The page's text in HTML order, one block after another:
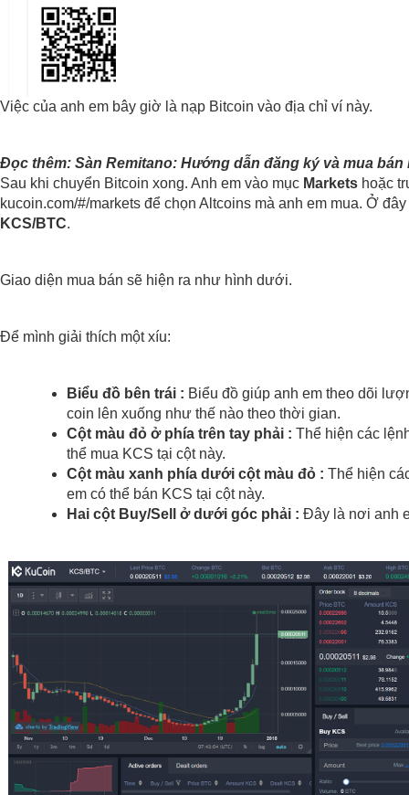
Việc của anh em bây giờ là nạp Bitcoin vào địa chỉ ví này.
Đọc thêm: Sàn Remitano: Hướng dẫn đăng ký và mua
Sau khi chuyển Bitcoin xong. Anh em vào mục Markets hoặc
KCS/BTC.
Giao diện mua bán sẽ hiện ra như hình dưới.
Để mình giải thích một xíu:
Biểu đồ bên trái : Biểu đồ giúp anh em theo dõi
coin lên xuống như thế nào theo thời gian.
Cột màu đỏ ở phía trên tay phải : Thể hiện các
thể mua KCS tại cột này.
Cột màu xanh phía dưới cột màu đỏ : Thể hiện
em có thể bán KCS tại cột này.
Hai cột Buy/Sell ở dưới góc phải : Đây là nơi anh